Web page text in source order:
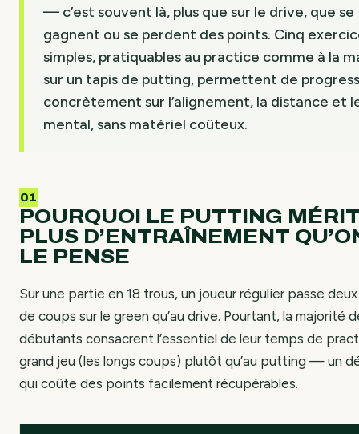
— c’est souvent là, plus que sur le drive, que se
gagnent ou se perdent des points. Cinq
simples, pratiquables au practice comme à la
sur un tapis de putting, permettent de
concrètement sur l’alignement, la distance et
mental, sans matériel coûteux.
POURQUOI LE PUTTING
PLUS D’ENTRAÎNEMENT
LE PENSE
Sur une partie en 18 trous, un joueur régulier passe
de coups sur le green qu’au drive. Pourtant, la majorité
débutants consacrent l’essentiel de leur temps de
grand jeu (les longs coups) plutôt qu’au putting — un
qui coûte des points facilement récupérables.